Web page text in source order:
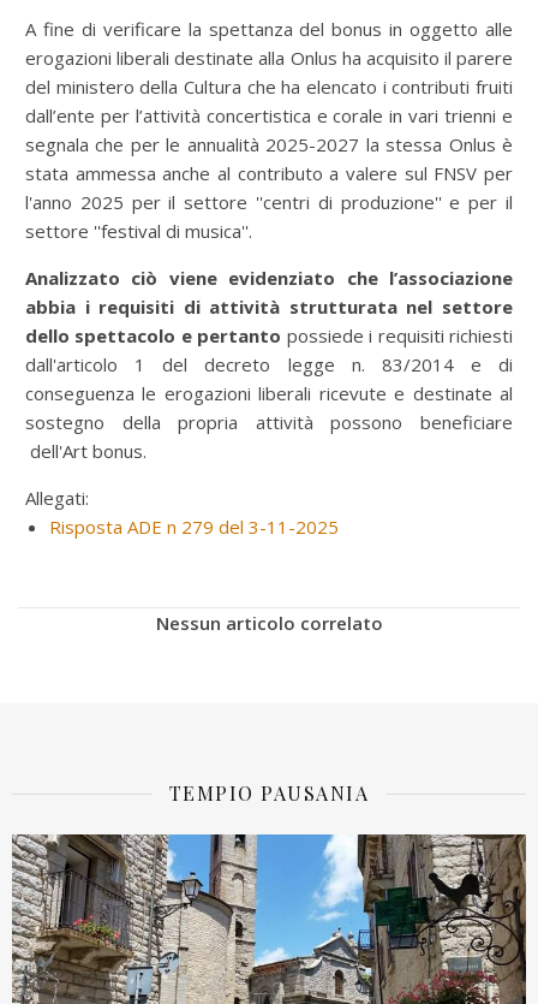
A fine di verificare la spettanza del bonus in oggetto alle
erogazioni liberali destinate alla Onlus ha acquisito il parere
del ministero della Cultura che ha elencato i contributi fruiti
dall’ente per l’attività concertistica e corale in vari trienni e
segnala che per le annualità 2025-2027 la stessa Onlus è
stata ammessa anche al contributo a valere sul FNSV per
l'anno 2025 per il settore ''centri di produzione'' e per il
settore ''festival di musica''.
Analizzato ciò viene evidenziato che l’associazione
abbia i requisiti di attività strutturata nel settore
dello spettacolo e pertanto possiede i requisiti richiesti
dall'articolo 1 del decreto legge n. 83/2014 e di
conseguenza le erogazioni liberali ricevute e destinate al
sostegno della propria attività possono beneficiare
dell'Art bonus.
Allegati:
Risposta ADE n 279 del 3-11-2025
Nessun articolo correlato
TEMPIO PAUSANIA